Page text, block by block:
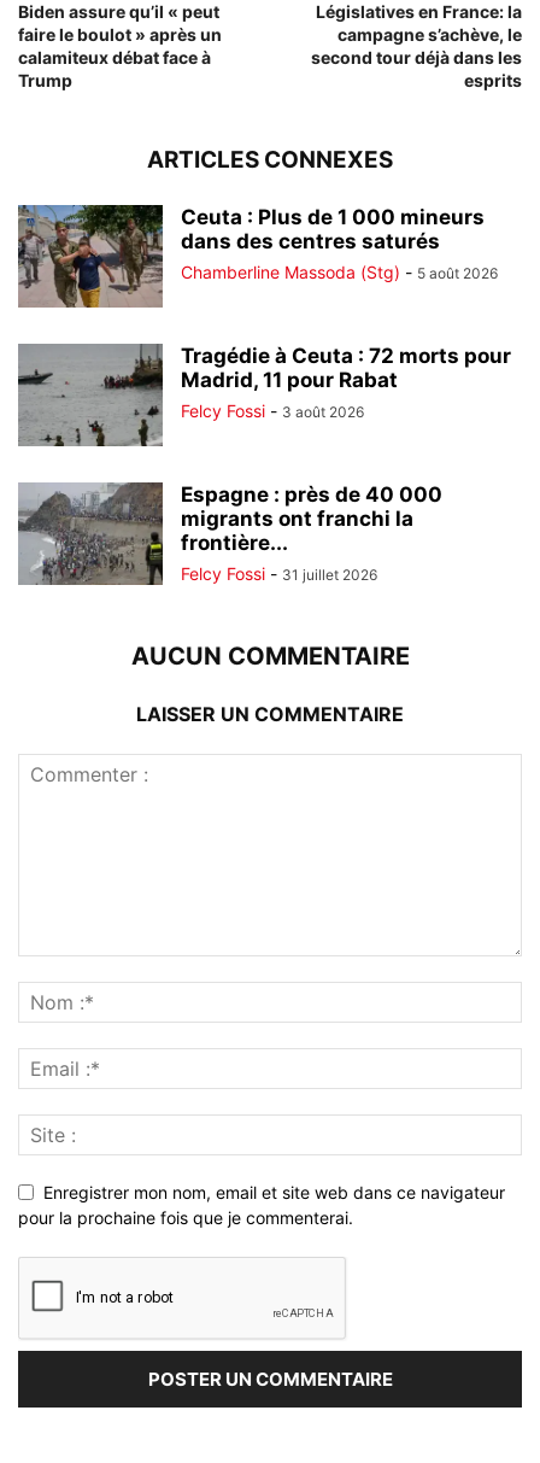
Biden assure qu’il « peut
faire le boulot » après un
calamiteux débat face à
Trump
Législatives en France: la
campagne s’achève, le
second tour déjà dans les
esprits
ARTICLES CONNEXES
Ceuta : Plus de 1 000 mineurs
dans des centres saturés
Chamberline Massoda (Stg) - 5 août 2026
Tragédie à Ceuta : 72 morts pour
Madrid, 11 pour Rabat
Felcy Fossi - 3 août 2026
Espagne : près de 40 000
migrants ont franchi la
frontière...
Felcy Fossi - 31 juillet 2026
AUCUN COMMENTAIRE
LAISSER UN COMMENTAIRE
Enregistrer mon nom, email et site web dans ce navigateur
pour la prochaine fois que je commenterai.